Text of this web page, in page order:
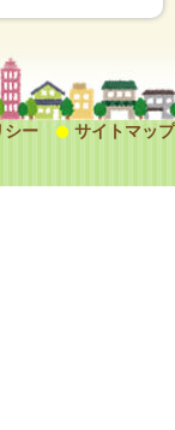
シー サイトマップ